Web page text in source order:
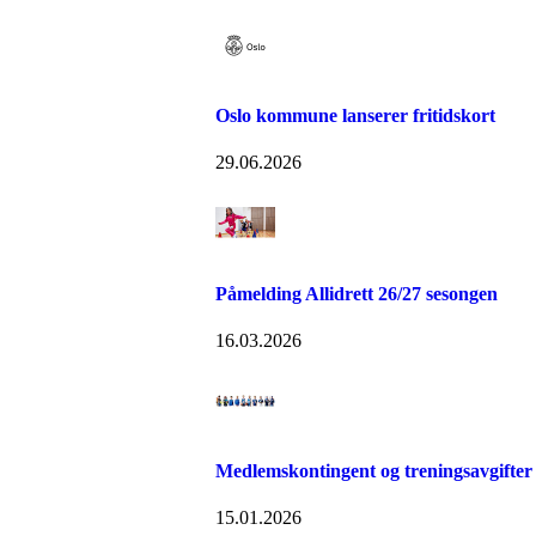
Oslo kommune lanserer fritidskort
29.06.2026
Påmelding Allidrett 26/27 sesongen
16.03.2026
Medlemskontingent og treningsavgifter
15.01.2026